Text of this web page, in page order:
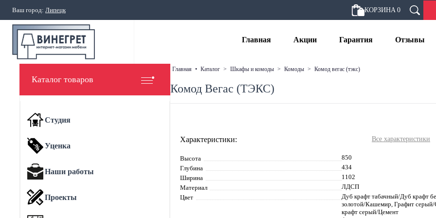
Ваш город: Липецк КОРЗИНА 0
Главная Акции Гарантия Отзывы
Каталог товаров
Студия
Уценка
Наши работы
Проекты
главная • каталог > шкафы и комоды > комоды > комод вегас (тэкс)
Комод Вегас (ТЭКС)
Характеристики: Все характеристики
Высота
850
Глубина
434
Ширина
1102
Материал
ЛДСП
Цвет
Дуб крафт табачный/Дуб крафт
золотой/Кашемир, Графит
крафт серый/Цемент